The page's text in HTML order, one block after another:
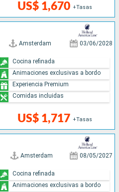
US$ 1,670 +Tasas
Amsterdam 03/06/2028
US$ 1,717 +Tasas
Cocina refinada
Animaciones exclusivas a bordo
Experiencia Premium
Comidas incluidas
Amsterdam 08/05/2027
Cocina refinada
Animaciones exclusivas a bordo